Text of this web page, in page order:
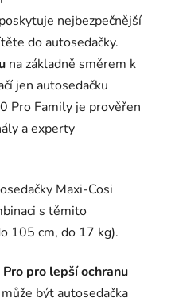
poskytuje nejbezpečnější
do autosedačky.
na základně směrem k
jen autosedačku
Pro Family je prověřen
a experty
Maxi-Cosi
s těmito
105 cm, do 17 kg).
pro lepší ochranu
být autosedačka